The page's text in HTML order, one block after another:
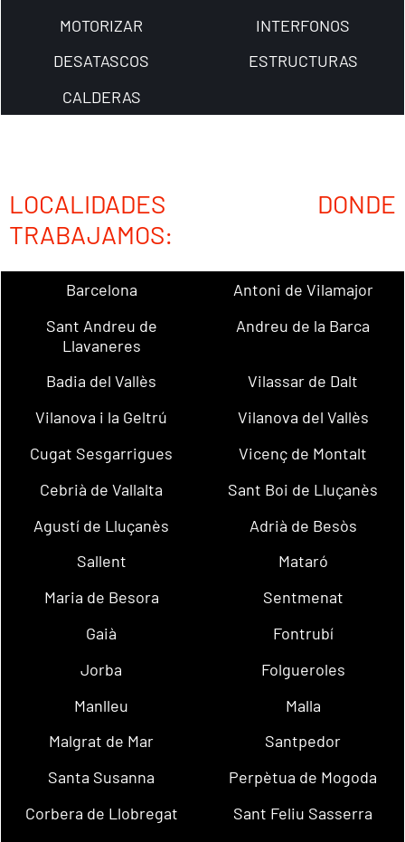
MOTORIZAR
INTERFONOS
DESATASCOS
ESTRUCTURAS
CALDERAS
LOCALIDADES DONDE
TRABAJAMOS:
Barcelona
Antoni de Vilamajor
Sant Andreu de
Llavaneres
Andreu de la Barca
Badia del Vallès
Vilassar de Dalt
Vilanova i la Geltrú
Vilanova del Vallès
Cugat Sesgarrigues
Vicenç de Montalt
Cebrià de Vallalta
Sant Boi de Lluçanès
Agustí de Lluçanès
Adrià de Besòs
Sallent
Mataró
Maria de Besora
Sentmenat
Gaià
Fontrubí
Jorba
Folgueroles
Manlleu
Malla
Malgrat de Mar
Santpedor
Santa Susanna
Perpètua de Mogoda
Corbera de Llobregat
Sant Feliu Sasserra